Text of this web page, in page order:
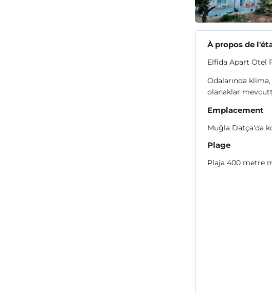
À propos de
Elfida Apart Otel
Odalarında
olanaklar
Emplacement
Muğla Datça'da
Plage
Plaja 400 metre